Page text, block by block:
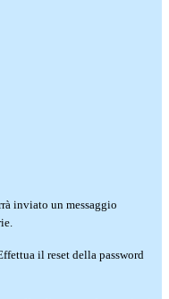
inviato un messaggio
il reset della password